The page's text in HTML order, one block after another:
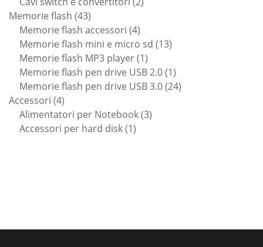
Memorie flash 4343
prodotti
Memorie flash accessori 44
prodotti
Memorie flash mini e micro sd 1313
Memorie flash MP3 player 11
prodotto
Memorie flash pen drive USB 2.0 11
prodotto
Memorie flash pen drive USB 3.0 2424
Accessori 44
prodotti
Alimentatori per Notebook 33
Accessori per hard disk 11